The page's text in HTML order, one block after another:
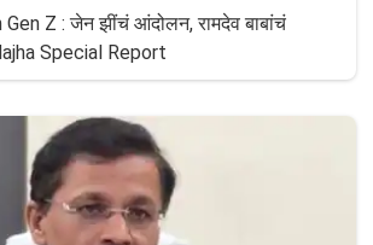
Z : जेन झींचं आंदोलन, रामदेव बाबांचं
Special Report